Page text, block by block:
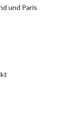
und Paris